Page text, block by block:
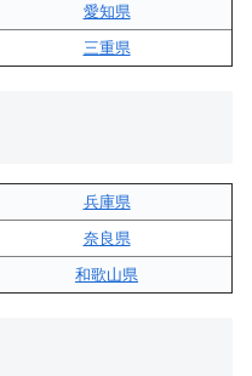
愛知県
三重県
兵庫県
奈良県
和歌山県